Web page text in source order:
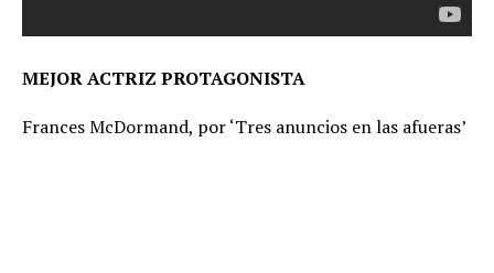
MEJOR ACTRIZ PROTAGONISTA
Frances McDormand, por ‘Tres anuncios en las afueras’